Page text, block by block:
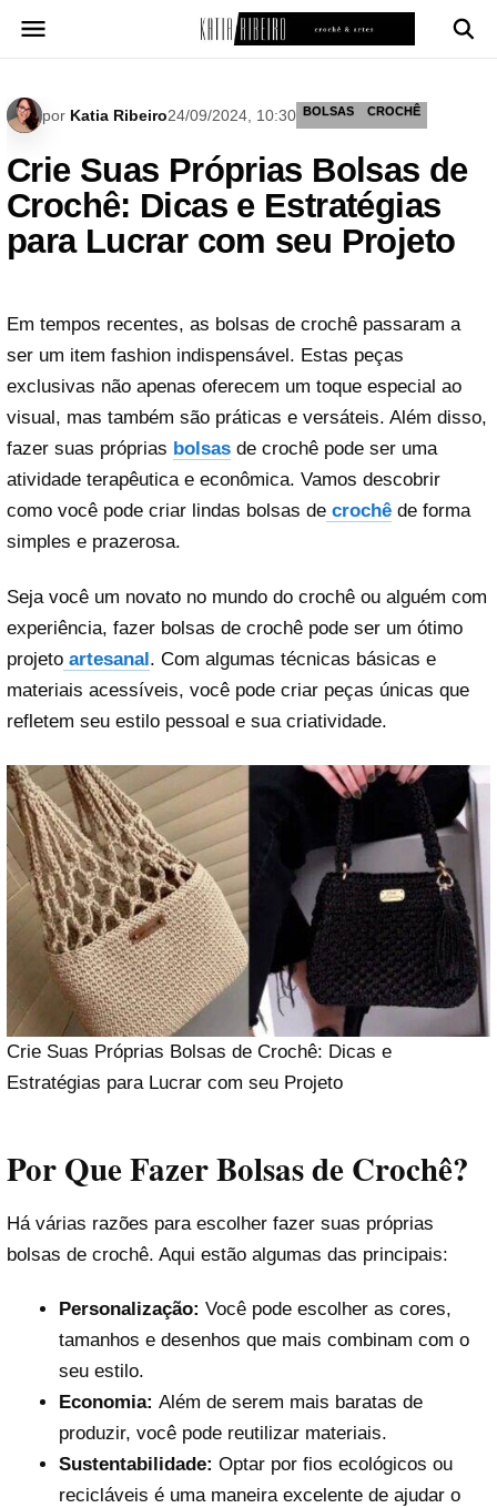
para
por Katia Ribeiro24/09/2024, 10:30 BOLSAS CROCHÊ
Crie Suas Próprias Bolsas de
Crochê: Dicas e Estratégias
para Lucrar com seu Projeto
Em tempos recentes, as bolsas de crochê passaram a
ser um item fashion indispensável. Estas peças
exclusivas não apenas oferecem um toque especial ao
visual, mas também são práticas e versáteis. Além disso,
fazer suas próprias bolsas de crochê pode ser uma
atividade terapêutica e econômica. Vamos descobrir
como você pode criar lindas bolsas de crochê de forma
simples e prazerosa.
Seja você um novato no mundo do crochê ou alguém com
experiência, fazer bolsas de crochê pode ser um ótimo
projeto artesanal. Com algumas técnicas básicas e
materiais acessíveis, você pode criar peças únicas que
refletem seu estilo pessoal e sua criatividade.
Crie Suas Próprias Bolsas de Crochê: Dicas e
Estratégias para Lucrar com seu Projeto
Por Que Fazer Bolsas de Crochê?
Há várias razões para escolher fazer suas próprias
bolsas de crochê. Aqui estão algumas das principais:
Personalização: Você pode escolher as cores,
tamanhos e desenhos que mais combinam com o
seu estilo.
Economia: Além de serem mais baratas de
produzir, você pode reutilizar materiais.
Sustentabilidade: Optar por fios ecológicos ou
recicláveis é uma maneira excelente de ajudar o